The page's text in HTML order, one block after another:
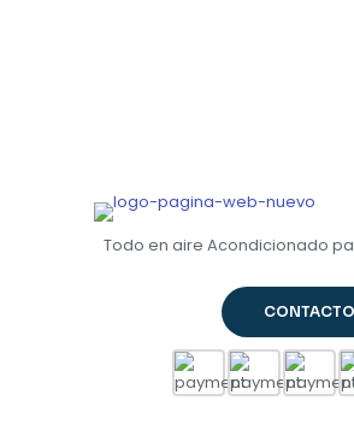
Todo en aire Acondicionado
CONTACTO